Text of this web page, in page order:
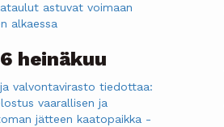
astuvat voimaan
alkaessa
heinäkuu
valvontavirasto tiedottaa:
vaarallisen ja
jätteen kaatopaikka -